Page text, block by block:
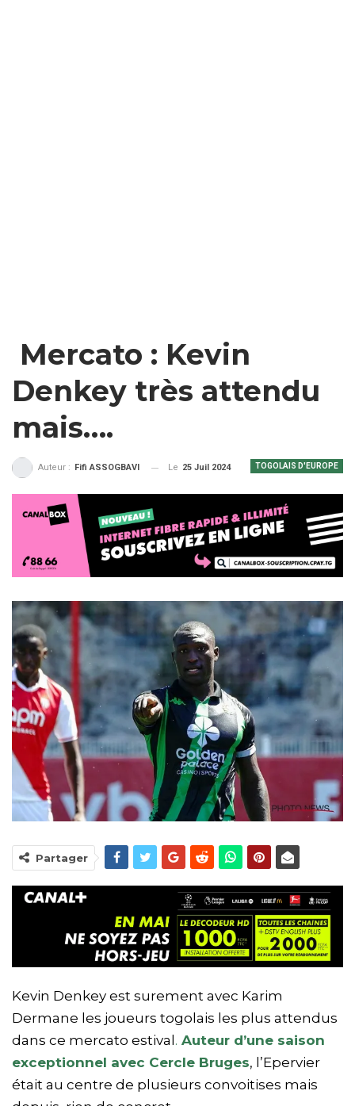
Mercato : Kevin
Denkey très attendu
mais….
TOGOLAIS D'EUROPE
Auteur : Fifi ASSOGBAVI Le 25 Juil 2024
Partager
Kevin Denkey est surement avec Karim
Dermane les joueurs togolais les plus attendus
dans ce mercato estival. Auteur d’une saison
exceptionnel avec Cercle Bruges, l’Epervier
était au centre de plusieurs convoitises mais